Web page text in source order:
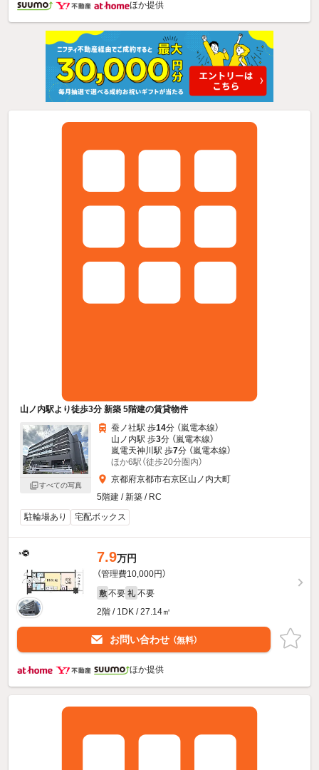
ほか提供
山ノ内駅より徒歩3分 新築 5階建の賃貸物件
すべての写真
蚕ノ社駅 歩14分 （嵐電本線）
山ノ内駅 歩3分 （嵐電本線）
嵐電天神川駅 歩7分 （嵐電本線）
ほか6駅（徒歩20分圏内）
京都府京都市右京区山ノ内大町
5階建 / 新築 / RC
駐輪場あり
宅配ボックス
7.9万円
（管理費10,000円）
敷 不要 礼 不要
2階 / 1DK / 27.14㎡
お問い合わせ （無料）
ほか提供